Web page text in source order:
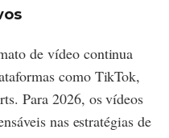
de vídeo continua
como TikTok,
Para 2026, os vídeos
nas estratégias de